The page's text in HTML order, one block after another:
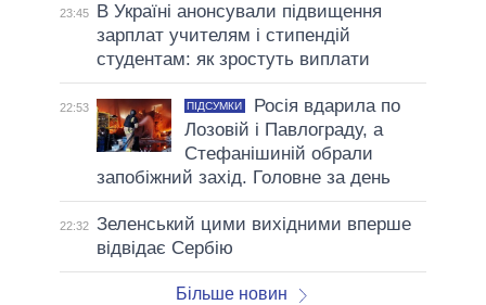
23:45
В Україні анонсували підвищення
зарплат учителям і стипендій
студентам: як зростуть виплати
22:53 ПІДСУМКИ
Росія вдарила по
Лозовій і Павлограду, а
Стефанішиній обрали
запобіжний захід. Головне за день
22:32 Зеленський цими вихідними вперше
відвідає Сербію
Більше новин